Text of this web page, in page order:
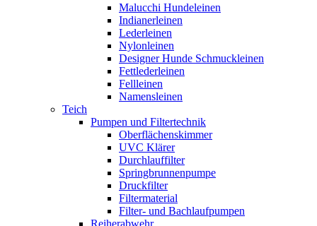
Malucchi Hundeleinen
Indianerleinen
Lederleinen
Nylonleinen
Designer Hunde Schmuckleinen
Fettlederleinen
Fellleinen
Namensleinen
Teich
Pumpen und Filtertechnik
Oberflächenskimmer
UVC Klärer
Durchlauffilter
Springbrunnenpumpe
Druckfilter
Filtermaterial
Filter- und Bachlaufpumpen
Reiherabwehr